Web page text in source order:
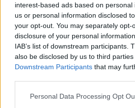
interest-based ads based on
us or personal information disclosed
your opt-out. You may separately opt-
disclosure of your personal
IAB’s list of downstream participants.
also be disclosed by us to third
Downstream Participants that may
Personal Data Processing Opt